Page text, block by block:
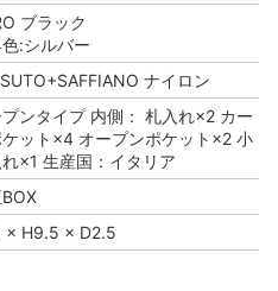
ブラック
:シルバー
ナイロン
ンタイプ 内側： 札入れ×2 カー
ケット×4 オープンポケット×2 小
×1 生産国：イタリア
× H9.5 × D2.5